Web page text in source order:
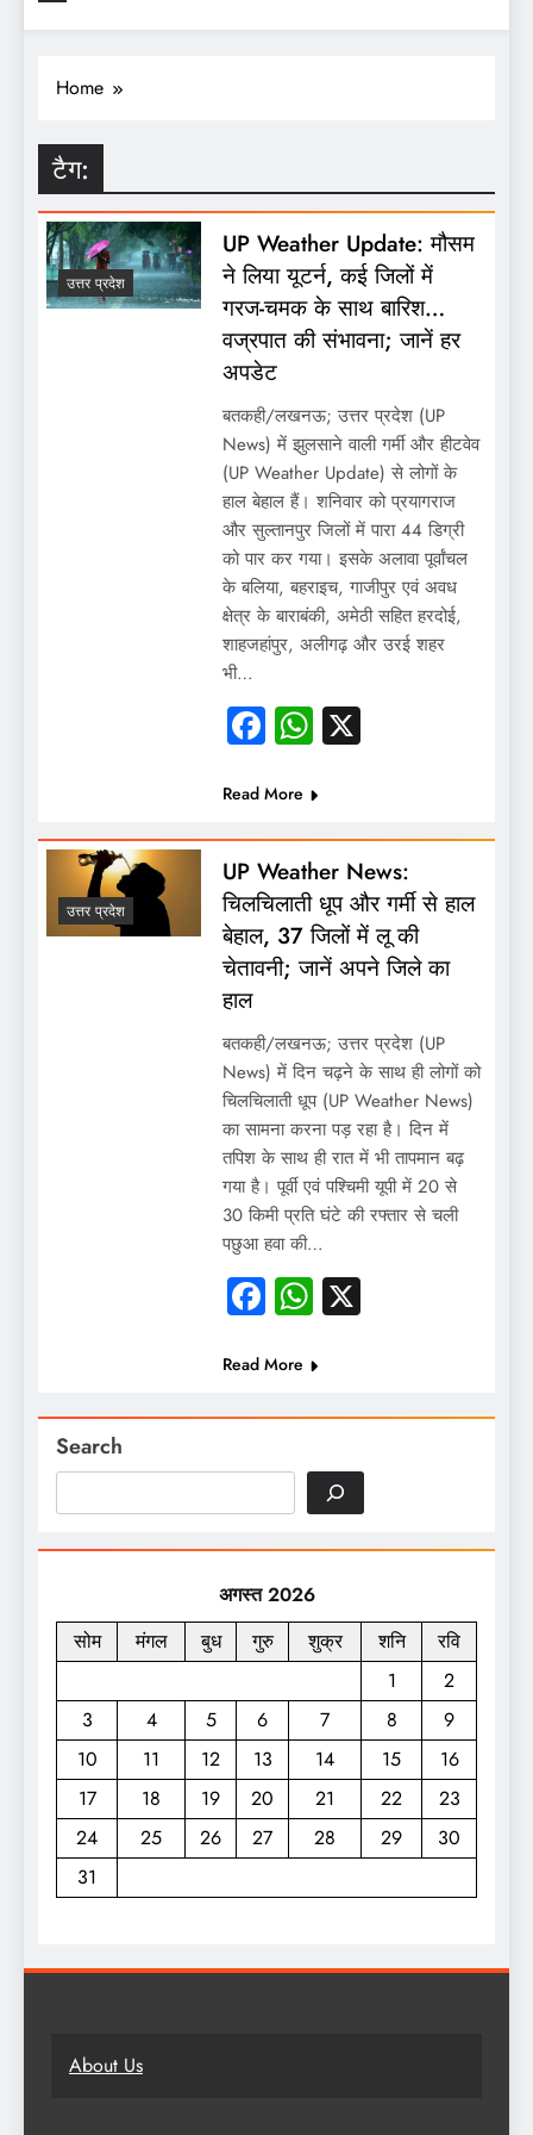
Home
टैग:
उत्तर प्रदेश
UP Weather Update: मौसम
ने लिया यूटर्न, कई जिलों में
गरज-चमक के साथ बारिश…
वज्रपात की संभावना; जानें हर
अपडेट
बतकही/लखनऊ; उत्तर प्रदेश (UP
News) में झुलसाने वाली गर्मी और हीटवेव
(UP Weather Update) से लोगों के
हाल बेहाल हैं। शनिवार को प्रयागराज
और सुल्तानपुर जिलों में पारा 44 डिग्री
को पार कर गया। इसके अलावा पूर्वांचल
के बलिया, बहराइच, गाजीपुर एवं अवध
क्षेत्र के बाराबंकी, अमेठी सहित हरदोई,
शाहजहांपुर, अलीगढ़ और उरई शहर
भी…
Facebook
WhatsApp
X
Read More
उत्तर प्रदेश
UP Weather News:
चिलचिलाती धूप और गर्मी से हाल
बेहाल, 37 जिलों में लू की
चेतावनी; जानें अपने जिले का
हाल
बतकही/लखनऊ; उत्तर प्रदेश (UP
News) में दिन चढ़ने के साथ ही लोगों को
चिलचिलाती धूप (UP Weather News)
का सामना करना पड़ रहा है। दिन में
तपिश के साथ ही रात में भी तापमान बढ़
गया है। पूर्वी एवं पश्चिमी यूपी में 20 से
30 किमी प्रति घंटे की रफ्तार से चली
पछुआ हवा की…
Facebook
WhatsApp
X
Read More
Search
अगस्त 2026
सोम
मंगल बुध गुरु शुक्र शनि
रवि
1
2
3
4 5 6 7 8
9
10
11 12 13 14 15
16
17
18 19 20 21 22
23
24
25 26 27 28 29
30
31
About Us